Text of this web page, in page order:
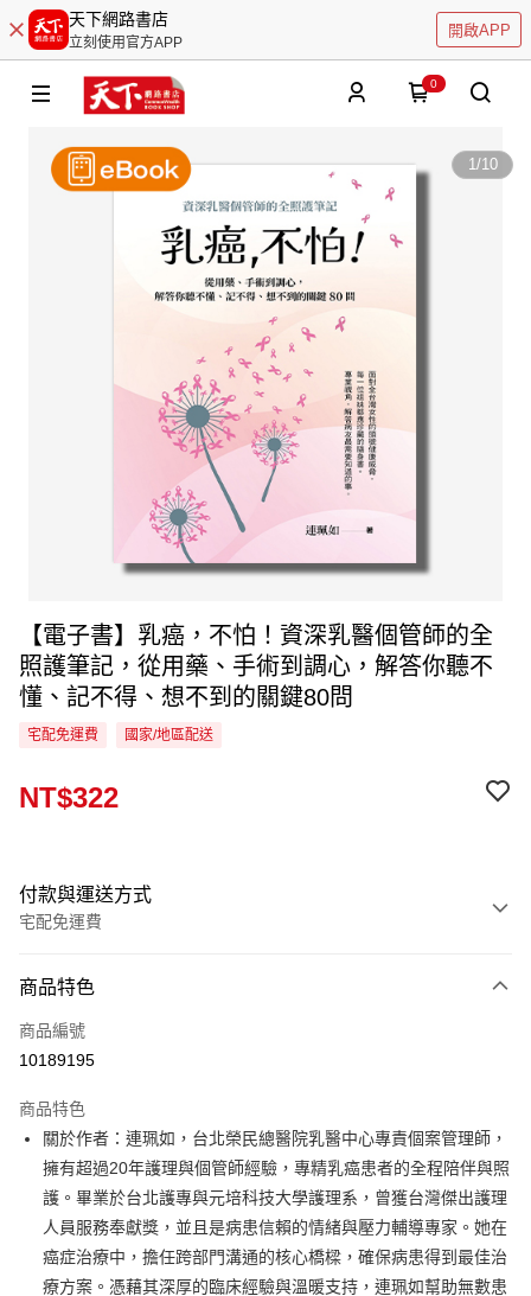
天下網路書店
立刻使用官方APP
開啟APP
0
1/10
【電子書】乳癌，不怕！資深乳醫個管師的全
照護筆記，從用藥、手術到調心，解答你聽不
懂、記不得、想不到的關鍵80問
宅配免運費 國家/地區配送
NT$322
付款與運送方式
宅配免運費
信用卡一次付款
LINE Pay
街口支付
悠遊付
ATM付款
運送方式
商品特色
商品編號
10189195
商品特色
關於作者：連珮如，台北榮民總醫院乳醫中心專責個案管理師，
擁有超過20年護理與個管師經驗，專精乳癌患者的全程陪伴與照
護。畢業於台北護專與元培科技大學護理系，曾獲台灣傑出護理
人員服務奉獻獎，並且是病患信賴的情緒與壓力輔導專家。她在
癌症治療中，擔任跨部門溝通的核心橋樑，確保病患得到最佳治
療方案。憑藉其深厚的臨床經驗與溫暖支持，連珮如幫助無數患